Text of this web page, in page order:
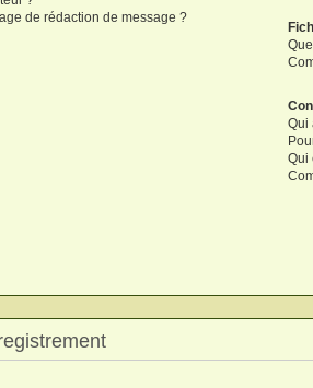
de rédaction de message ?
Qui
Qui